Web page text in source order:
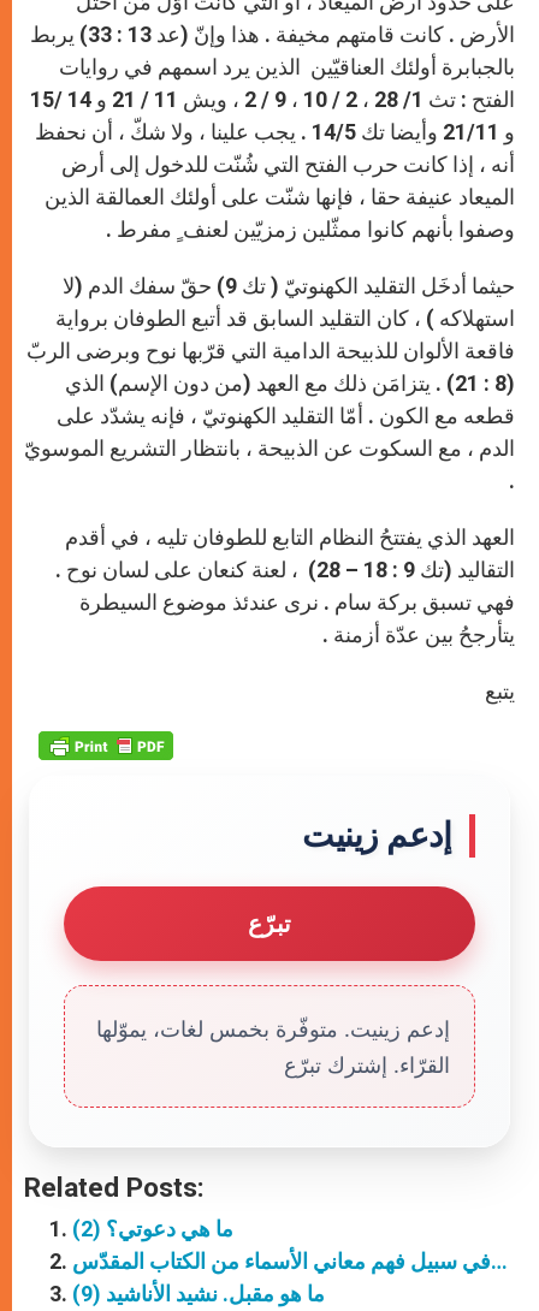
الأرض . كانت قامتهم مخيفة . هذا وإنّ (عد 13 : 33) يربط
بالجبابرة أولئك العناقيّين الذين يرد اسمهم في روايات
الفتح : تث 1/ 28 ، 2 / 10 ، 9 / 2 ، ويش 11 / 21 و 14 /15
و 21/11 وأيضا تك 14/5 . يجب علينا ، ولا شكّ ، أن نحفظ
أنه ، إذا كانت حرب الفتح التي شُنّت للدخول إلى أرض
الميعاد عنيفة حقا ، فإنها شنّت على أولئك العمالقة الذين
وصفوا بأنهم كانوا ممثّلين زمزيّين لعنف ٍ مفرط .
حيثما أدخَل التقليد الكهنوتيّ ( تك 9) حقّ سفك الدم (لا
استهلاكه ) ، كان التقليد السابق قد أتبع الطوفان برواية
فاقعة الألوان للذبيحة الدامية التي قرّبها نوح وبرضى الربّ
(8 : 21) . يتزامَن ذلك مع العهد (من دون الإسم) الذي
قطعه مع الكون . أمّا التقليد الكهنوتيّ ، فإنه يشدّد على
الدم ، مع السكوت عن الذبيحة ، بانتظار التشريع الموسويّ
.
العهد الذي يفتتحُ النظام التابع للطوفان تليه ، في أقدم
التقاليد (تك 9 : 18 – 28) ، لعنة كنعان على لسان نوح .
فهي تسبق بركة سام . نرى عندئذ موضوع السيطرة
يتأرجحُ بين عدّة أزمنة .
يتبع
إدعم زينيت
تبرّع
إدعم زينيت. متوفّرة بخمس لغات، يموّلها
القرّاء. إشترك تبرّع
Related Posts:
ما هي دعوتي؟ (2)
في سبيل فهم معاني الأسماء من الكتاب المقدّس…
ما هو مقبل. نشيد الأناشيد (9)